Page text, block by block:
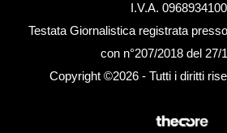
I.V.A.
Testata Giornalistica registrata
con n°207/2018 del 27/
Copyright ©2026 - Tutti i diritti